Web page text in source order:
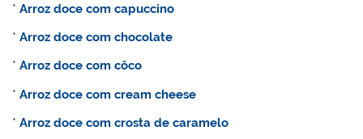
*Arroz doce com capuccino
*Arroz doce com chocolate
*Arroz doce com côco
*Arroz doce com cream cheese
*Arroz doce com crosta de caramelo